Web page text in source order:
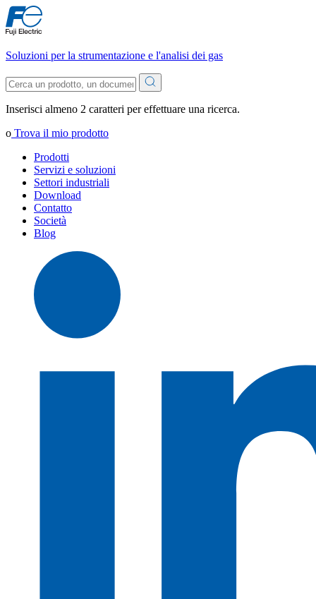
Soluzioni per la strumentazione e l'analisi dei gas
Inserisci almeno 2 caratteri per effettuare una ricerca.
o Trova il mio prodotto
Prodotti
Servizi e soluzioni
Settori industriali
Download
Contatto
Società
Blog